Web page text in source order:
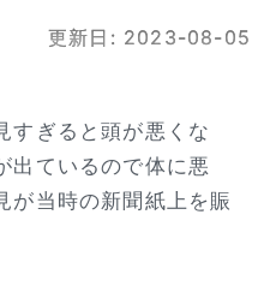
更新日: 2023-08-05
すぎると頭が悪くな
出ているので体に悪
が当時の新聞紙上を賑